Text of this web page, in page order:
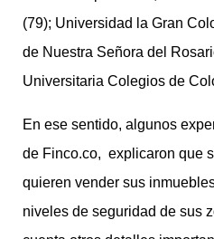
(79); Universidad la Gran
de Nuestra Señora del
Universitaria Colegios de
En ese sentido, algunos
de Finco.co, explicaron que
quieren vender sus
niveles de seguridad de sus